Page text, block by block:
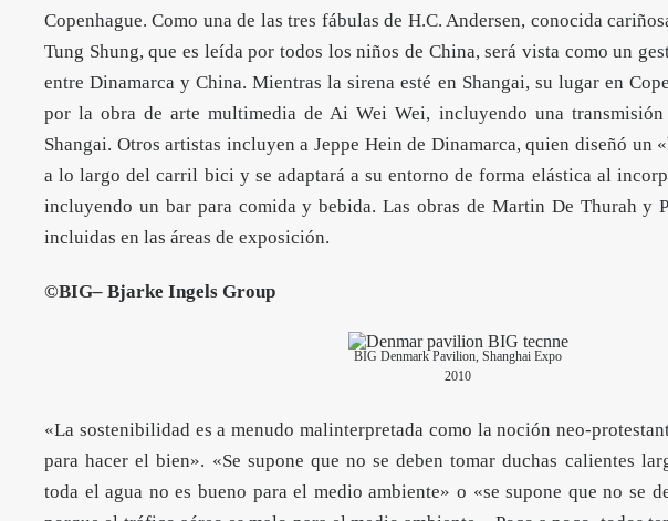
Copenhague. Como una de las tres fábulas de H.C. Andersen, conocida
Tung Shung, que es leída por todos los niños de China, será vista como un
entre Dinamarca y China. Mientras la sirena esté en Shangai, su lugar en
por la obra de arte multimedia de Ai Wei Wei, incluyendo una
Shangai. Otros artistas incluyen a Jeppe Hein de Dinamarca, quien diseñó un
a lo largo del carril bici y se adaptará a su entorno de forma elástica al
incluyendo un bar para comida y bebida. Las obras de Martin De Thurah y
incluidas en las áreas de exposición.
©BIG– Bjarke Ingels Group
BIG Denmark Pavilion, Shanghai Expo
2010
«La sostenibilidad es a menudo malinterpretada como la noción neo-
para hacer el bien». «Se supone que no se deben tomar duchas calientes
toda el agua no es bueno para el medio ambiente» o «se supone que no se